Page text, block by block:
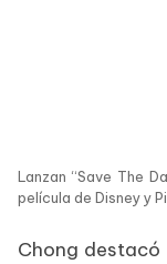
Lanzan “Save The
película de Disney y
Chong